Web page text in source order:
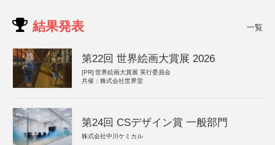
結果発表 一覧
第22回 世界絵画大賞展 2026
[PR] 世界絵画大賞展 実行委員会
共催：株式会社世界堂
第24回 CSデザイン賞 一般部門
株式会社中川ケミカル